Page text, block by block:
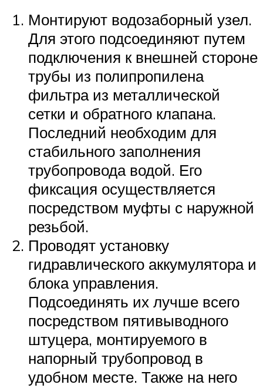
Монтируют водозаборный узел.
Для этого подсоединяют путем
подключения к внешней стороне
трубы из полипропилена
фильтра из металлической
сетки и обратного клапана.
Последний необходим для
стабильного заполнения
трубопровода водой. Его
фиксация осуществляется
посредством муфты с наружной
резьбой.
Проводят установку
гидравлического аккумулятора и
блока управления.
Подсоединять их лучше всего
посредством пятивыводного
штуцера, монтируемого в
напорный трубопровод в
удобном месте. Также на него